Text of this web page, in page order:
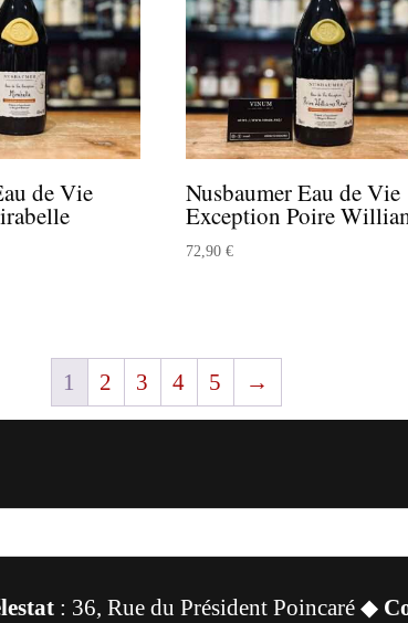
de Vie Nusbaumer Eau de Vie
Exception Poire
72,90€
1 2 3 4 5 →
: 36, Rue du Président Poincaré ◆